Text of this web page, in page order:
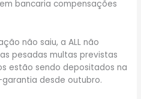
bancaria compensações
não saiu, a ALL não
pesadas multas previstas
estão sendo depositados na
desde outubro.